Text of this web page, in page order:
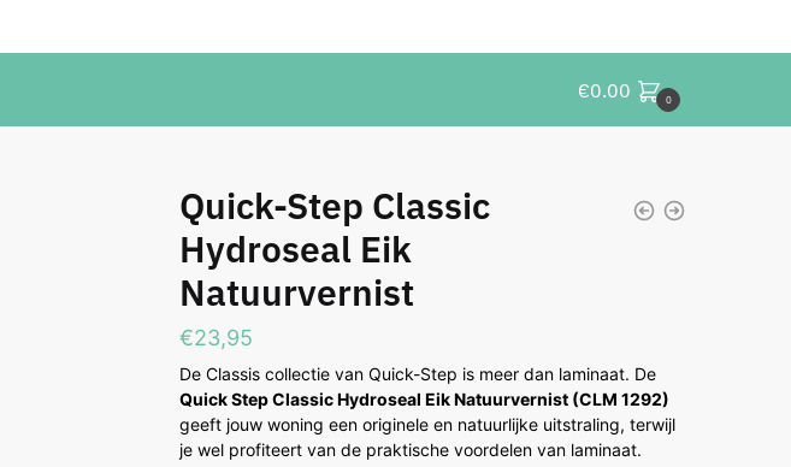
€0.00 0
Quick-Step Classic
Hydroseal Eik
Natuurvernist
€23,95
De Classis collectie van Quick-Step is meer dan laminaat. De
Quick Step Classic Hydroseal Eik Natuurvernist (CLM 1292)
geeft jouw woning een originele en natuurlijke uitstraling, terwijl
je wel profiteert van de praktische voordelen van laminaat.